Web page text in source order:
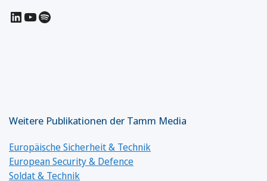
LinkedIn
YouTube
Spotify
Weitere Publikationen der Tamm Media
Europäische Sicherheit & Technik
European Security & Defence
Soldat & Technik